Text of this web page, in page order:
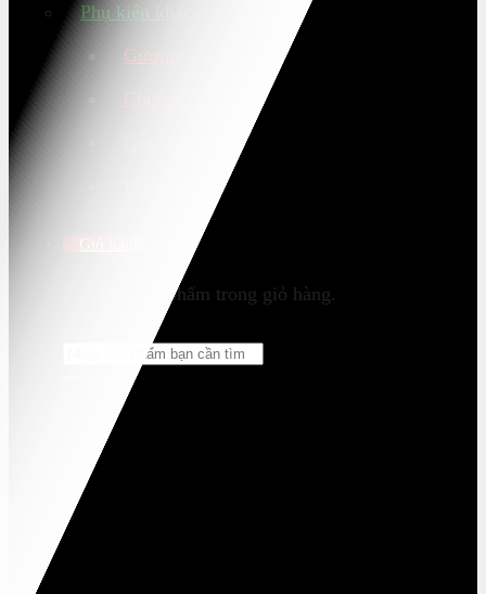
Phụ kiện khác
Gương
Chuông
Chưa có sản phẩm trong giỏ hàng.